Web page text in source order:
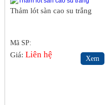
Thảm lót sàn cao su trắng
Mã SP:
Giá:Liên hệ Xem